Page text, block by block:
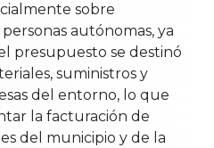
sobre
autónomas, ya
presupuesto se destinó
suministros y
del entorno, lo que
la facturación de
del municipio y de la